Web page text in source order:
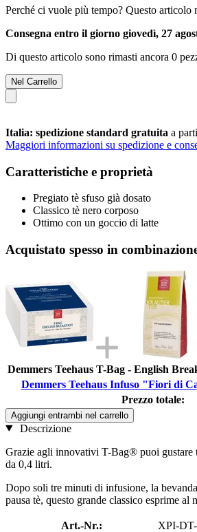
Perché ci vuole più tempo? Questo articolo
Consegna entro il giorno giovedì, 27
Di questo articolo sono rimasti ancora 0
Nel Carrello
Italia: spedizione standard gratuita a
Maggiori informazioni su spedizione e
Caratteristiche e proprietà
Pregiato tè sfuso già dosato
Classico tè nero corposo
Ottimo con un goccio di latte
Acquistato spesso in
Demmers Teehaus T-Bag - English
Demmers Teehaus Infuso "Fiori di
Prezzo totale:
Aggiungi entrambi nel carrello
Descrizione
Grazie agli innovativi T-Bag® puoi gustare
da 0,4 litri.
Dopo soli tre minuti di infusione, la
pausa tè, questo grande classico esprime
Art.-Nr.:
XPI-DT-